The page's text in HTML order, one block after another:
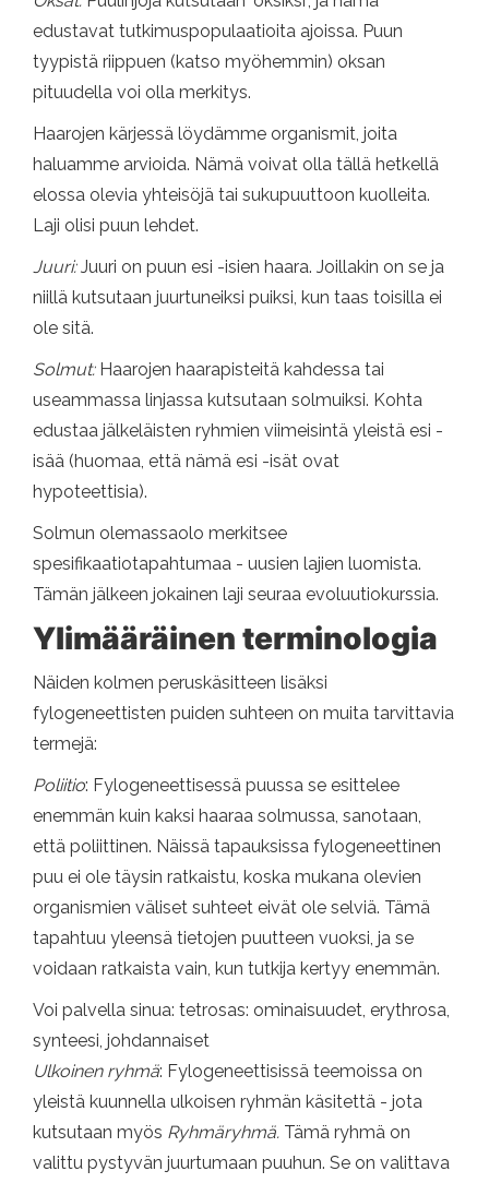
edustavat tutkimuspopulaatioita ajoissa. Puun
tyypistä riippuen (katso myöhemmin) oksan
pituudella voi olla merkitys.
Haarojen kärjessä löydämme organismit, joita
haluamme arvioida. Nämä voivat olla tällä hetkellä
elossa olevia yhteisöjä tai sukupuuttoon kuolleita.
Laji olisi puun lehdet.
Juuri:Juuri on puun esi -isien haara. Joillakin on se ja
niillä kutsutaan juurtuneiksi puiksi, kun taas toisilla ei
ole sitä.
Solmut:Haarojen haarapisteitä kahdessa tai
useammassa linjassa kutsutaan solmuiksi. Kohta
edustaa jälkeläisten ryhmien viimeisintä yleistä esi -
isää (huomaa, että nämä esi -isät ovat
hypoteettisia).
Solmun olemassaolo merkitsee
spesifikaatiotapahtumaa - uusien lajien luomista.
Tämän jälkeen jokainen laji seuraa evoluutiokurssia.
Ylimääräinen terminologia
Näiden kolmen peruskäsitteen lisäksi
fylogeneettisten puiden suhteen on muita tarvittavia
termejä:
Poliitio: Fylogeneettisessä puussa se esittelee
enemmän kuin kaksi haaraa solmussa, sanotaan,
että poliittinen. Näissä tapauksissa fylogeneettinen
puu ei ole täysin ratkaistu, koska mukana olevien
organismien väliset suhteet eivät ole selviä. Tämä
tapahtuu yleensä tietojen puutteen vuoksi, ja se
voidaan ratkaista vain, kun tutkija kertyy enemmän.
Voi palvella sinua: tetrosas: ominaisuudet, erythrosa,
synteesi, johdannaiset
Ulkoinen ryhmä: Fylogeneettisissä teemoissa on
yleistä kuunnella ulkoisen ryhmän käsitettä - jota
kutsutaan myös Ryhmäryhmä. Tämä ryhmä on
valittu pystyvän juurtumaan puuhun. Se on valittava